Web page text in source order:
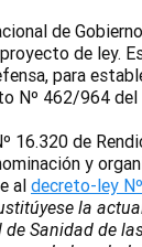
de
de ley.
para
Nº 462/964 del
16.320 de
y
aldecreto-ley
la
Sanidad de